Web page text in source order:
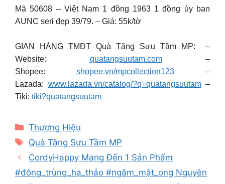
Mã 50608 – Việt Nam 1 đồng 1963 1 đồng ủy ban
AUNC seri đẹp 39/79. – Giá: 55k/tờ
GIAN HÀNG TMĐT Quà Tặng Sưu Tầm MP: –
Website: quatangsuutam.com–
Shopee: shopee.vn/mpcollection123 –
Lazada: www.lazada.vn/catalog/?q=quatangsuutam–
Tiki: tiki?quatangsuutam
Categories
Thương Hiệu
Tags
Quà Tặng Sưu Tầm MP
CordyHappy Mang Đến 1 Sản Phẩm
#đông_trùng_hạ_thảo #ngâm_mật_ong Nguyên